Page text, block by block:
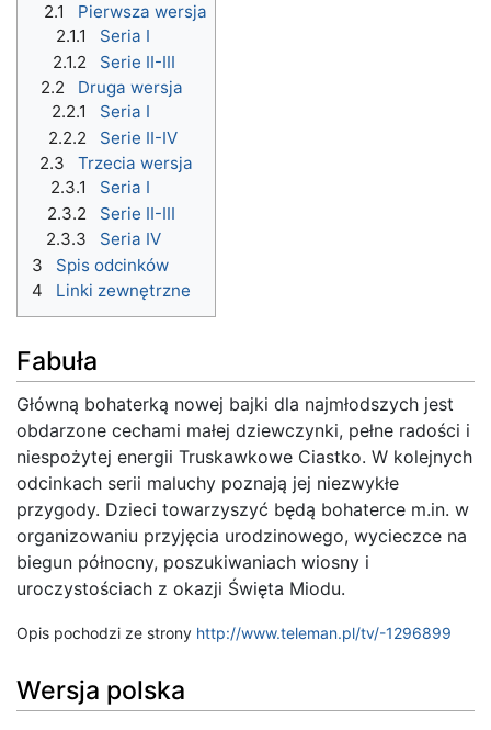
2.1
Pierwsza wersja
2.1.1
Seria I
2.1.2
Serie II-III
2.2
Druga wersja
2.2.1
Seria I
2.2.2
Serie II-IV
2.3
Trzecia wersja
2.3.1
Seria I
2.3.2
Serie II-III
2.3.3
Seria IV
3
Spis odcinków
4
Linki zewnętrzne
Fabuła
Główną bohaterką nowej bajki dla najmłodszych jest
obdarzone cechami małej dziewczynki, pełne radości i
niespożytej energii Truskawkowe Ciastko. W kolejnych
odcinkach serii maluchy poznają jej niezwykłe
przygody. Dzieci towarzyszyć będą bohaterce m.in. w
organizowaniu przyjęcia urodzinowego, wycieczce na
biegun północny, poszukiwaniach wiosny i
uroczystościach z okazji Święta Miodu.
Opis pochodzi ze strony http://www.teleman.pl/tv/-1296899
Wersja polska